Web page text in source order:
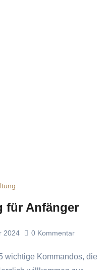
für Anfänger
2024 0 Kommentar